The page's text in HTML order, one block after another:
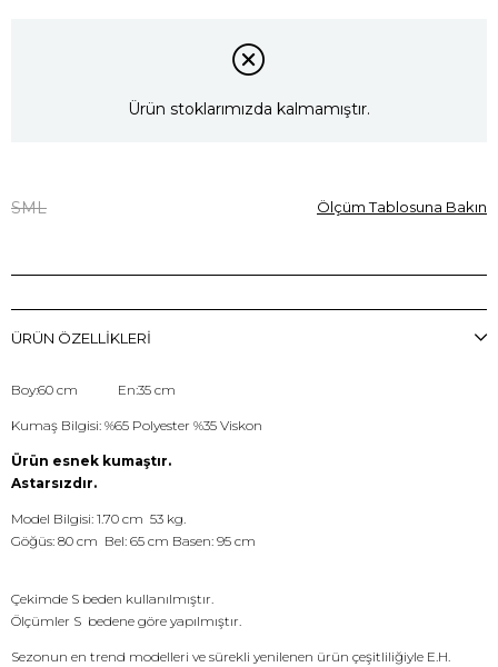
Ürün stoklarımızda kalmamıştır.
SML Ölçüm Tablosuna Bakın
ÜRÜN ÖZELLIKLERI
Boy:60 cm En:35 cm
Kumaş Bilgisi: %65 Polyester %35 Viskon
Ürün esnek kumaştır.
Astarsızdır.
Model Bilgisi: 1.70 cm 53 kg.
Göğüs: 80 cm Bel: 65 cm Basen: 95 cm
Çekimde S beden kullanılmıştır.
Ölçümler S bedene göre yapılmıştır.
Sezonun en trend modelleri ve sürekli yenilenen ürün çeşitliliğiyle E.H.